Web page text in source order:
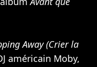
Away (Crier la
américain Moby,